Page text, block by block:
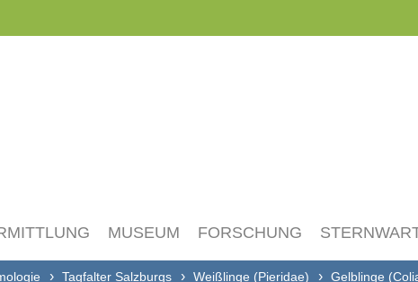
MUSEUM FORSCHUNG
Tagfalter Salzburgs Weißlinge (Pieridae) Gelblinge